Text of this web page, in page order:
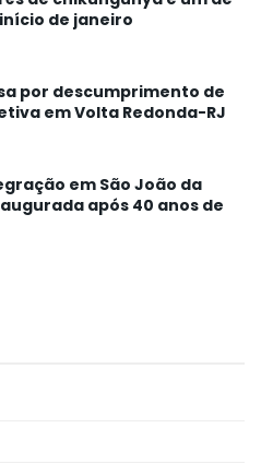
de janeiro
por descumprimento de
em Volta Redonda-RJ
em São João da
após 40 anos de